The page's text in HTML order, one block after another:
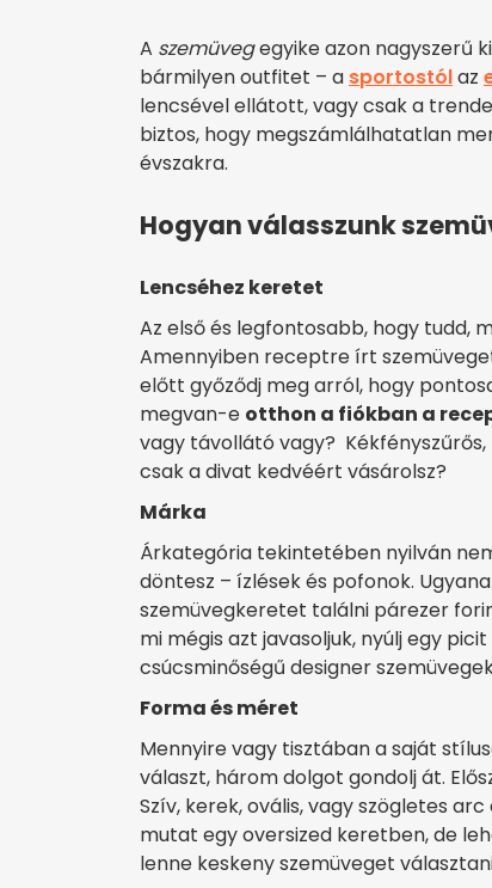
A szemüvegegyike azon nagyszerű
bármilyen outfitet – a sportostólaz
lencsével ellátott, vagy csak a
biztos, hogy megszámlálhatatlan
évszakra.
Hogyan válasszunk
Lencséhez keretet
Az első és legfontosabb, hogy tudd,
Amennyiben receptre írt
előtt győződj meg arról, hogy
megvan-e otthon a fiókban a
vagy távollátó vagy?
csak a divat kedvéért vásárolsz?
Márka
Árkategória tekintetében nyilván
döntesz – ízlések és pofonok.
szemüvegkeretet találni párezer
mi mégis azt javasoljuk, nyúlj egy
csúcsminőségű designer
Forma és méret
Mennyire vagy tisztában a saját
választ, három dolgot gondolj át.
Szív, kerek, ovális, vagy szögletes
mutat egy oversized keretben, de
lenne keskeny szemüveget